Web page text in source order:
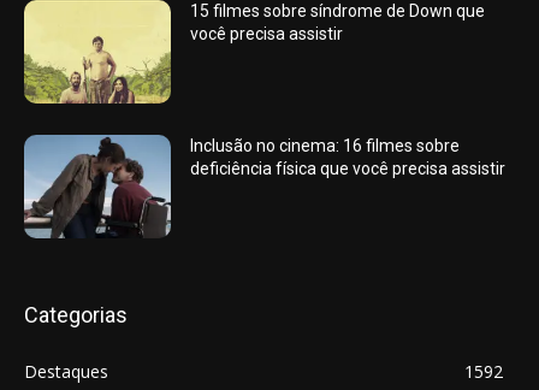
15 filmes sobre síndrome de Down que
você precisa assistir
Inclusão no cinema: 16 filmes sobre
deficiência física que você precisa assistir
Categorias
Destaques
1592